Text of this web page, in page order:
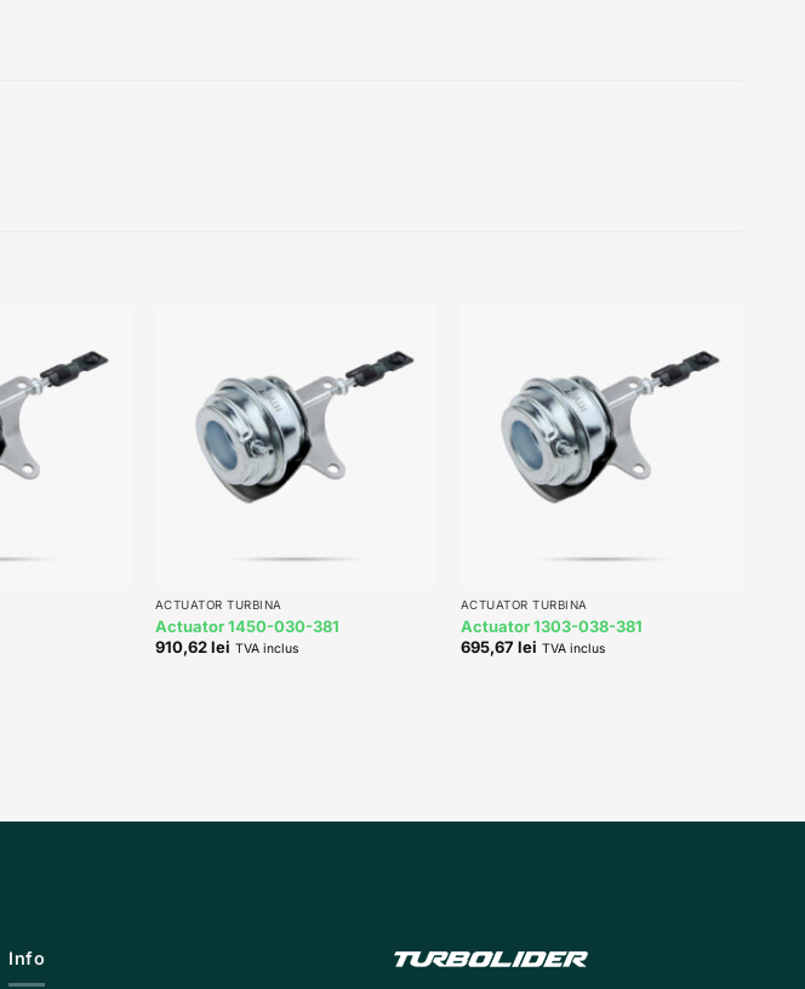
Add to
wishlist
Add to
wishlist
ACTUATOR TURBINA
Actuator 1450-030-381
910,62lei TVA inclus
Add to
wishlist
ACTUATOR TURBINA
Actuator 1303-038-381
695,67 lei TVA inclus
Info